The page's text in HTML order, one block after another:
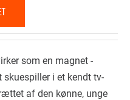
som en magnet -
skuespiller i et kendt tv-
af den kønne, unge